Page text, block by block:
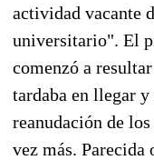
actividad vacante
universitario". El
comenzó a
tardaba en llegar
reanudación de
vez más. Parecida